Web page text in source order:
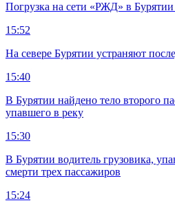
Погрузка на сети «РЖД» в
15:52
На севере Бурятии устраняют
15:40
В Бурятии найдено тело второго
упавшего в реку
15:30
В Бурятии водитель грузовика,
смерти трех пассажиров
15:24